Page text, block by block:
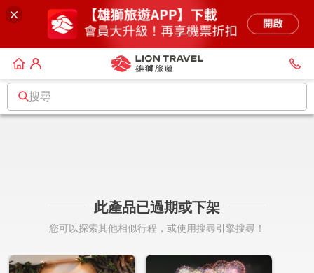
搜尋
此產品已過期或下架
您可以探索其他相似行程，或使用搜尋引擎搜尋！